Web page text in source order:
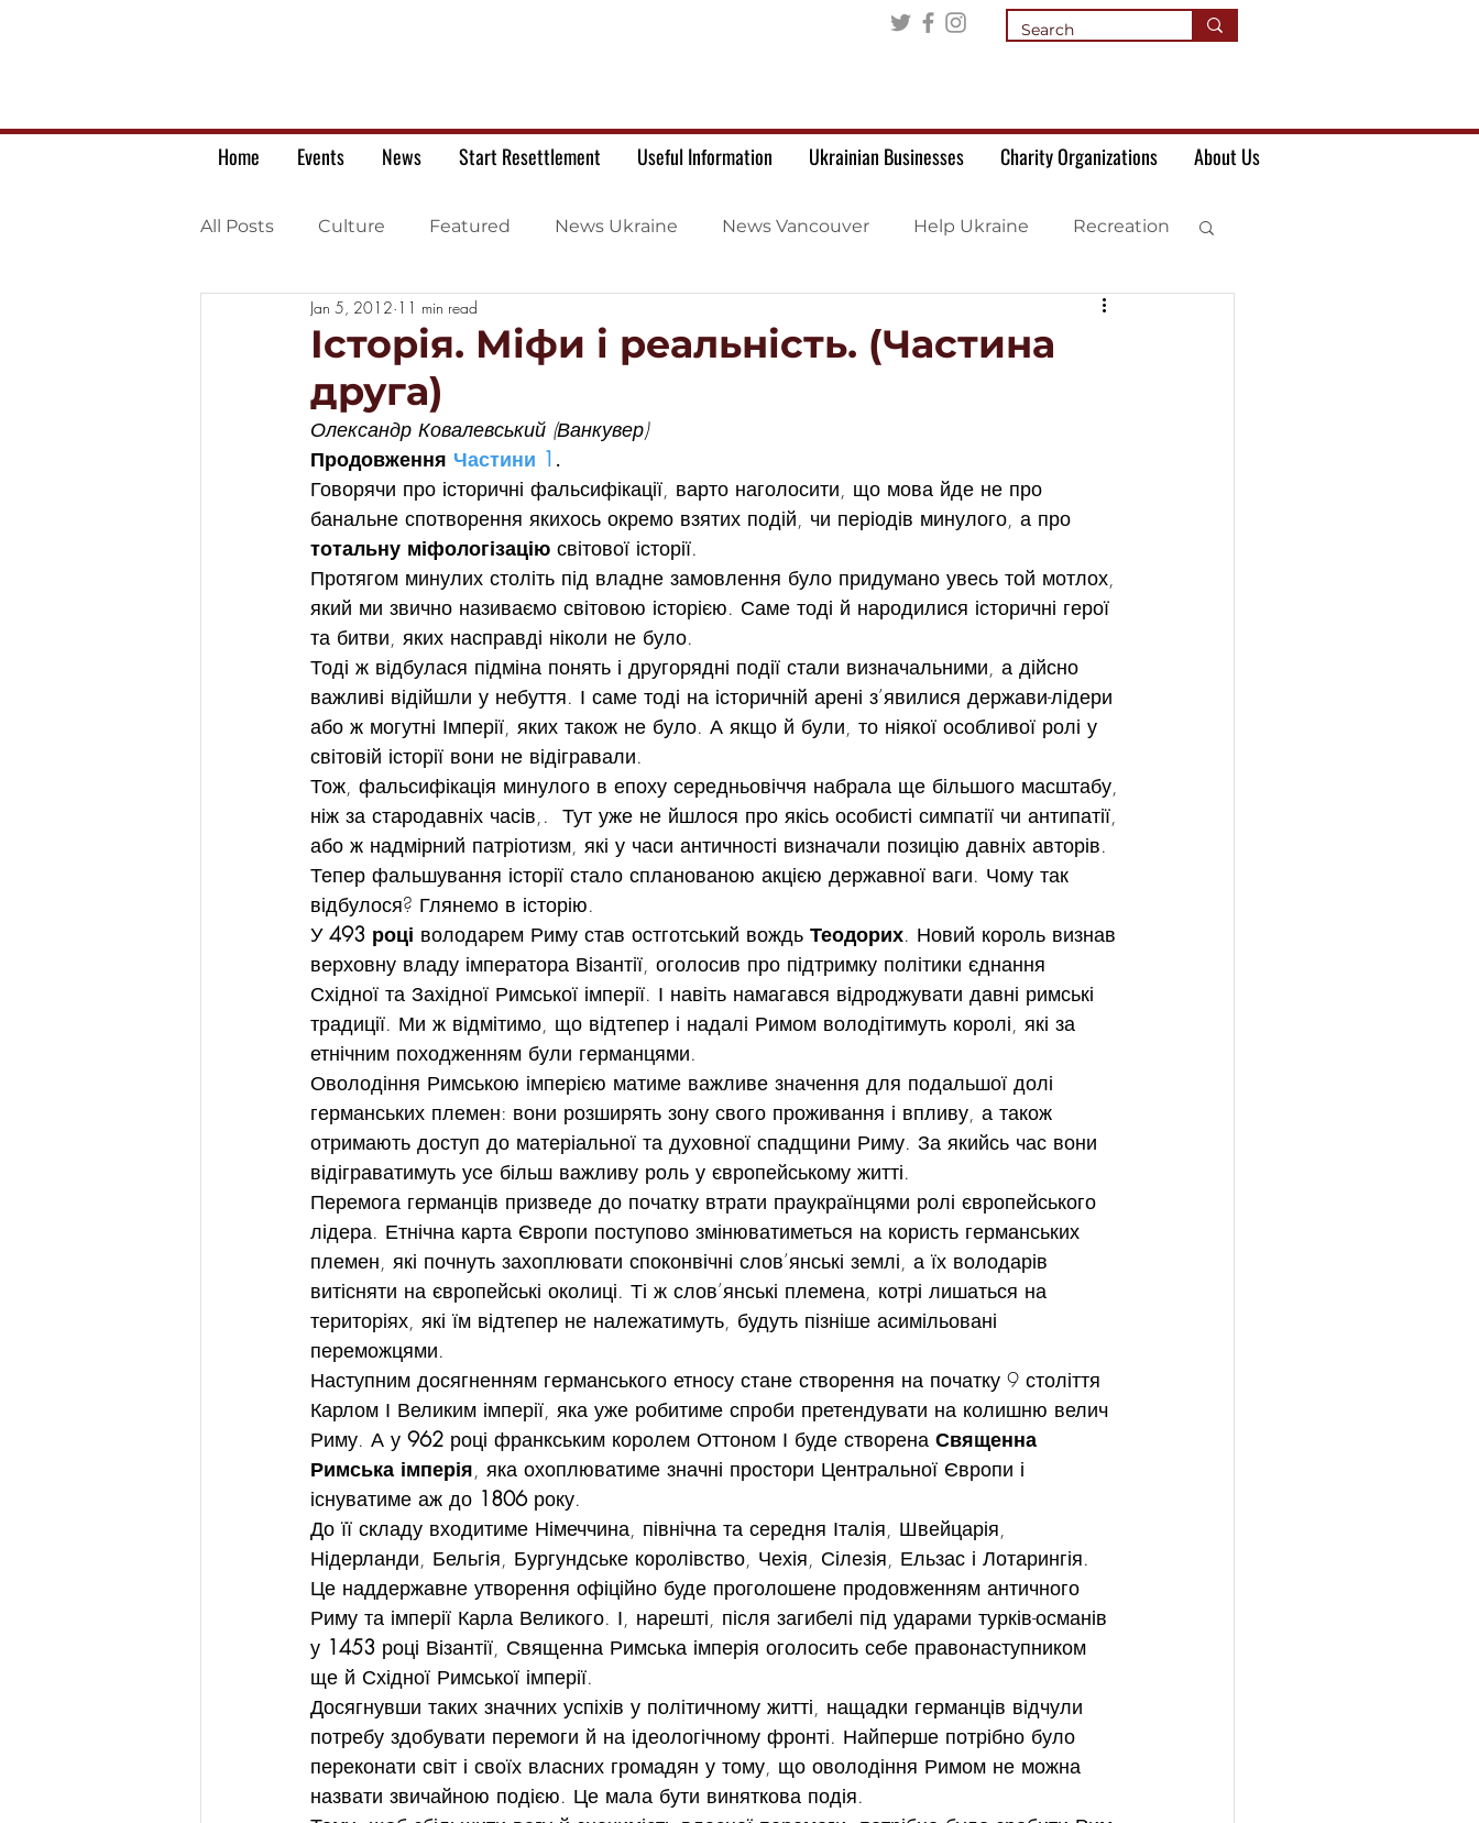
Home Events News Start Resettlement Useful Information Ukrainian Businesses Charity Organizations About Us
All Posts Culture Featured News Ukraine News Vancouver Help Ukraine Recreation
Ukrainian war letters
Історія. Міфи і реальність. (Частина
друга)
Jan 5, 2012 11 min read
Олександр Ковалевський (Ванкувер)
Продовження Частини 1 .
Говорячи про історичні фальсифікації, варто наголосити, що мова йде не про
банальне спотворення якихось окремо взятих подій, чи періодів минулого, а про
тотальну міфологізацію світової історії.
Протягом минулих століть під владне замовлення було придумано увесь той мотлох,
який ми звично називаємо світовою історією. Саме тоді й народилися історичні герої
та битви, яких насправді ніколи не було.
Тоді ж відбулася підміна понять і другорядні події стали визначальними, а дійсно
важливі відійшли у небуття. І саме тоді на історичній арені з’явилися держави-лідери
або ж могутні Імперії, яких також не було. А якщо й були, то ніякої особливої ролі у
світовій історії вони не відігравали.
Тож, фальсифікація минулого в епоху середньовіччя набрала ще більшого масштабу,
ніж за стародавніх часів,.  Тут уже не йшлося про якісь особисті симпатії чи антипатії,
або ж надмірний патріотизм, які у часи античності визначали позицію давніх авторів.
Тепер фальшування історії стало спланованою акцією державної ваги. Чому так
відбулося? Глянемо в історію.
У 493 році володарем Риму став остготський вождь Теодорих. Новий король визнав
верховну владу імператора Візантії, оголосив про підтримку політики єднання
Східної та Західної Римської імперії. І навіть намагався відроджувати давні римські
традиції. Ми ж відмітимо, що відтепер і надалі Римом володітимуть королі, які за
етнічним походженням були германцями.
Оволодіння Римською імперією матиме важливе значення для подальшої долі
германських племен: вони розширять зону свого проживання і впливу, а також
отримають доступ до матеріальної та духовної спадщини Риму. За якийсь час вони
відіграватимуть усе більш важливу роль у європейському житті.
Перемога германців призведе до початку втрати праукраїнцями ролі європейського
лідера. Етнічна карта Європи поступово змінюватиметься на користь германських
племен, які почнуть захоплювати споконвічні слов’янські землі, а їх володарів
витісняти на європейські околиці. Ті ж слов’янські племена, котрі лишаться на
територіях, які їм відтепер не належатимуть, будуть пізніше асимільовані
переможцями.
Наступним досягненням германського етносу стане створення на початку 9 століття
Карлом І Великим імперії, яка уже робитиме спроби претендувати на колишню велич
Риму. А у 962 році франкським королем Оттоном І буде створена Священна
Римська імперія, яка охоплюватиме значні простори Центральної Європи і
існуватиме аж до 1806 року.
До її складу входитиме Німеччина, північна та середня Італія, Швейцарія,
Нідерланди, Бельгія, Бургундське королівство, Чехія, Сілезія, Ельзас і Лотарингія.
Це наддержавне утворення офіційно буде проголошене продовженням античного
Риму та імперії Карла Великого. І, нарешті, після загибелі під ударами турків-османів
у 1453 році Візантії, Священна Римська імперія оголосить себе правонаступником
ще й Східної Римської імперії.
Досягнувши таких значних успіхів у політичному житті, нащадки германців відчули
потребу здобувати перемоги й на ідеологічному фронті. Найперше потрібно було
переконати світ і своїх власних громадян у тому, що оволодіння Римом не можна
назвати звичайною подією. Це мала бути виняткова подія.